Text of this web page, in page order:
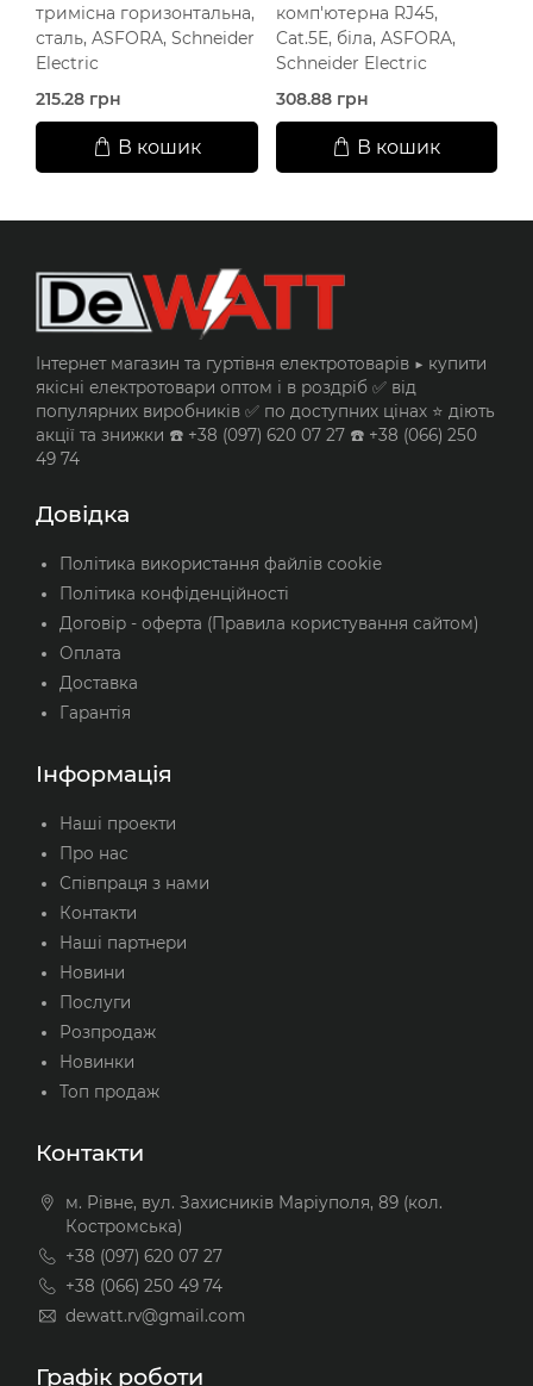
тримісна горизонтальна,
сталь, ASFORA, Schneider
Electric
215.28 грн
В кошик
комп'ютерна RJ45,
Cat.5E, біла, ASFORA,
Schneider Electric
308.88 грн
В кошик
Інтернет магазин та гуртівня електротоварів ▶️ купити
якісні електротовари оптом і в роздріб ✅ від
популярних виробників ✅ по доступних цінах ⭐ діють
акції та знижки ☎️ +38 (097) 620 07 27 ☎️ +38 (066) 250
49 74
Довідка
Політика використання файлів cookie
Політика конфіденційності
Договір - оферта (Правила користування сайтом)
Оплата
Доставка
Гарантія
Інформація
Наші проекти
Про нас
Співпраця з нами
Контакти
Наші партнери
Новини
Послуги
Розпродаж
Новинки
Топ продаж
Контакти
м. Рівне, вул. Захисників Маріуполя, 89 (кол.
Костромська)
+38 (097) 620 07 27
+38 (066) 250 49 74
dewatt.rv@gmail.com
Графік роботи